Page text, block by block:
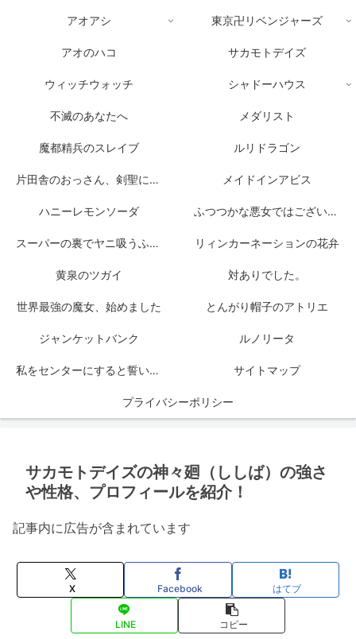
アオアシ 東京卍リベンジャーズ
アオのハコ サカモトデイズ
ウィッチウォッチ シャドーハウス
不滅のあなたへ メダリスト
魔都精兵のスレイブ ルリドラゴン
片田舎のおっさん、剣聖になる メイドインアビス
ハニーレモンソーダ ふつつかな悪女ではございますが
スーパーの裏でヤニ吸うふたり リィンカーネーションの花弁
黄泉のツガイ 対ありでした。
世界最強の魔女、始めました とんがり帽子のアトリエ
ジャンケットバンク ルノリータ
私をセンターにすると誓いますか？ サイトマップ
プライバシーポリシー
サカモトデイズの神々廻（ししば）の強さ
や性格、プロフィールを紹介！
記事内に広告が含まれています
X Facebook はてブ
LINE コピー